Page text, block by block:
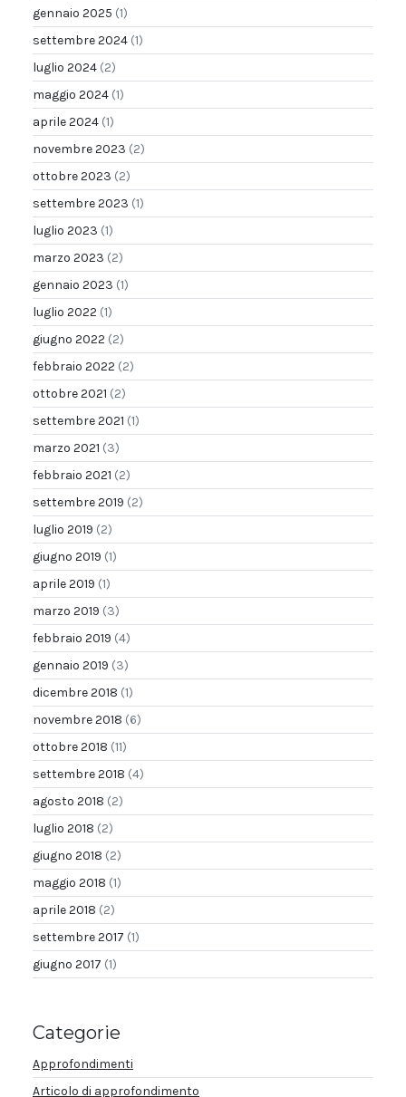
gennaio 2025 (1)
settembre 2024 (1)
luglio 2024 (2)
maggio 2024 (1)
aprile 2024 (1)
novembre 2023 (2)
ottobre 2023 (2)
settembre 2023 (1)
luglio 2023 (1)
marzo 2023 (2)
gennaio 2023 (1)
luglio 2022 (1)
giugno 2022 (2)
febbraio 2022 (2)
ottobre 2021 (2)
settembre 2021 (1)
marzo 2021 (3)
febbraio 2021 (2)
settembre 2019 (2)
luglio 2019 (2)
giugno 2019 (1)
aprile 2019 (1)
marzo 2019 (3)
febbraio 2019 (4)
gennaio 2019 (3)
dicembre 2018 (1)
novembre 2018 (6)
ottobre 2018 (11)
settembre 2018 (4)
agosto 2018 (2)
luglio 2018 (2)
giugno 2018 (2)
maggio 2018 (1)
aprile 2018 (2)
settembre 2017 (1)
giugno 2017 (1)
Categorie
Approfondimenti
Articolo di approfondimento